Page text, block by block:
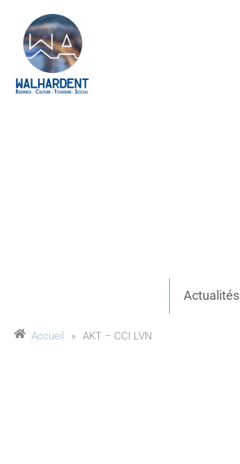
Actualités
Accueil » AKT – CCI LVN